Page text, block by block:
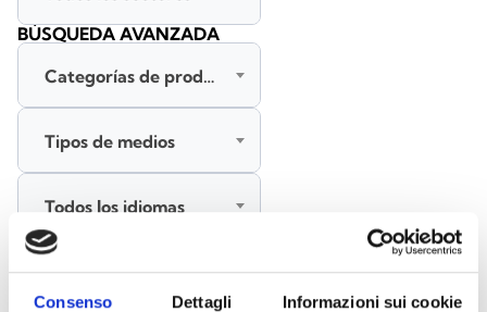
Consenso Dettagli Informazioni sui cookie
BÚSQUEDA AVANZADA
Categorías de productos
Tipos de medios
Todos los idiomas
BUSCAR
BORRAR FILTROS